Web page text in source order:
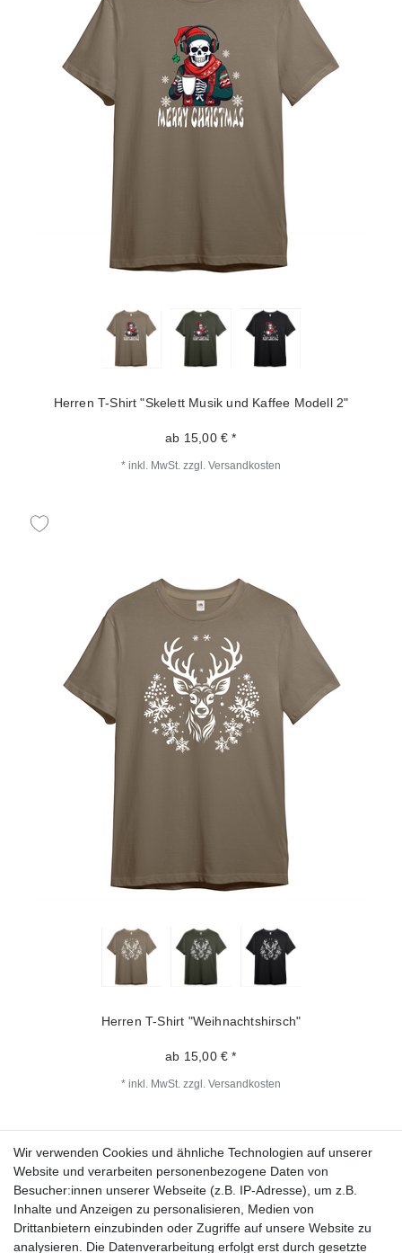
Herren T-Shirt "Skelett Musik und Kaffee Modell 2"
ab 15,00 € *
* inkl. MwSt. zzgl. Versandkosten
Herren T-Shirt "Weihnachtshirsch"
ab 15,00 € *
* inkl. MwSt. zzgl. Versandkosten
Fragen zur Bestellung?
Zahlungsarten
Wir verwenden Cookies und ähnliche Technologien auf unserer
Website und verarbeiten personenbezogene Daten von
Besucher:innen unserer Webseite (z.B. IP-Adresse), um z.B.
Inhalte und Anzeigen zu personalisieren, Medien von
Drittanbietern einzubinden oder Zugriffe auf unsere Website zu
analysieren. Die Datenverarbeitung erfolgt erst durch gesetzte